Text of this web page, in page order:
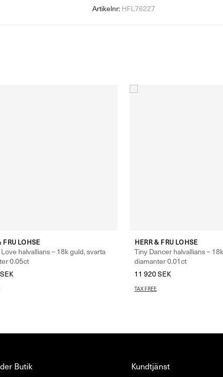
Artikelnr: HFL76227
FRU LOHSE
halvallians – 18k guld, svarta
0.05ct
SEK
HERR & FRU LOHSE
Tiny Dancer halvallians –
diamanter 0.01ct
11 920SEK
TAX FREE
Butik Kundtjänst